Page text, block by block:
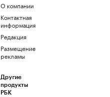
О компании
Контактная
информация
Редакция
Размещение
рекламы
Другие
продукты
РБК